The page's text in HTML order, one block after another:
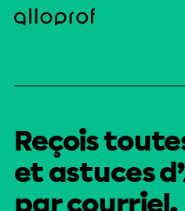
Reçois
et astuces
par courriel.